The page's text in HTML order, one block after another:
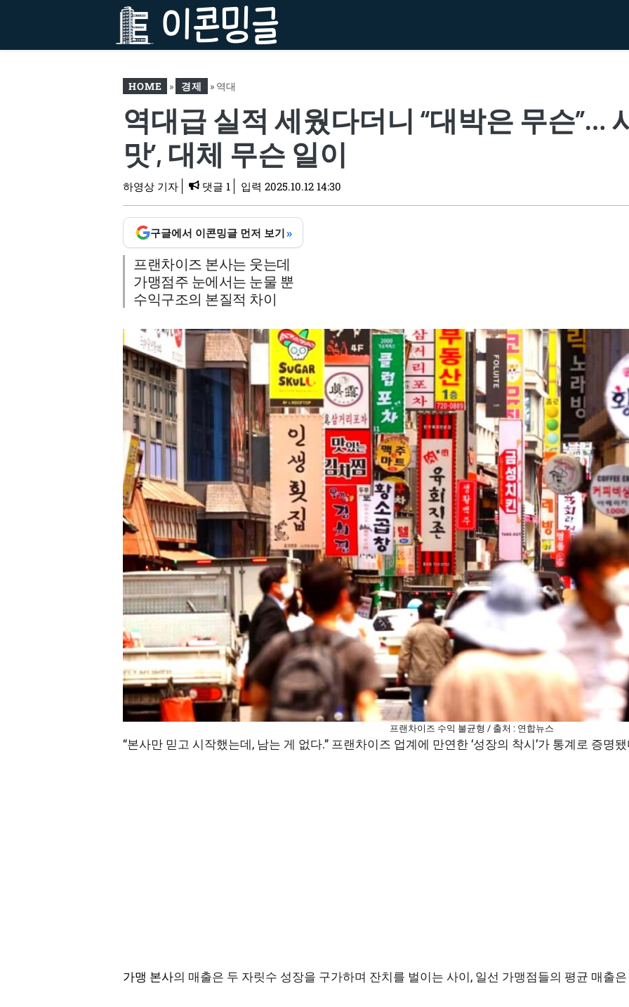
HOME » 경제 » 역대
급 실적 세웠다더니 “대박
은 무슨”… 사장님들은 ‘죽
을 맛’, 대체 무슨 일이
역대급 실적 세웠다더니 “대박은 무슨”…
맛’, 대체 무슨 일이
하영상 기자 댓글 1 입력 2025.10.12 14:30
구글에서 이콘밍글 먼저 보기»
프랜차이즈 본사는 웃는데
가맹점주 눈에서는 눈물 뿐
수익구조의 본질적 차이
프랜차이즈 수익 불균형 / 출처 : 연합뉴스
“본사만 믿고 시작했는데, 남는 게 없다.” 프랜차이즈 업계에 만연한 ‘성장의 착시’가 통계로 증명
가맹 본사의 매출은 두 자릿수 성장을 구가하며 잔치를 벌이는 사이, 일선 가맹점들의 평균 매출